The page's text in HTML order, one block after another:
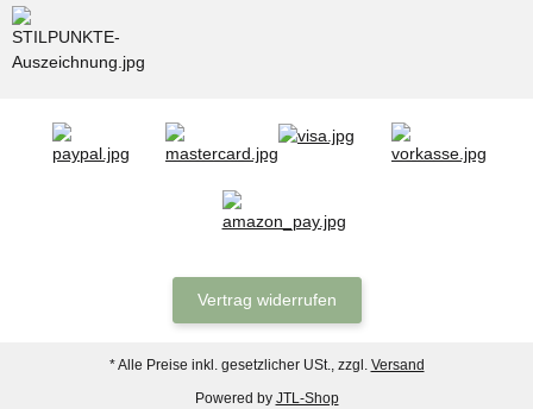
Vertrag widerrufen
* Alle Preise inkl. gesetzlicher USt., zzgl. Versand
Powered by JTL-Shop